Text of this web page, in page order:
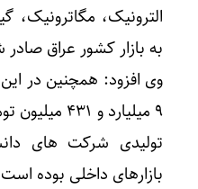
الترونیک،
به بازار کشور عراق
۹ میلیارد و
تولیدی شرکت های
بازارهای داخلی بوده